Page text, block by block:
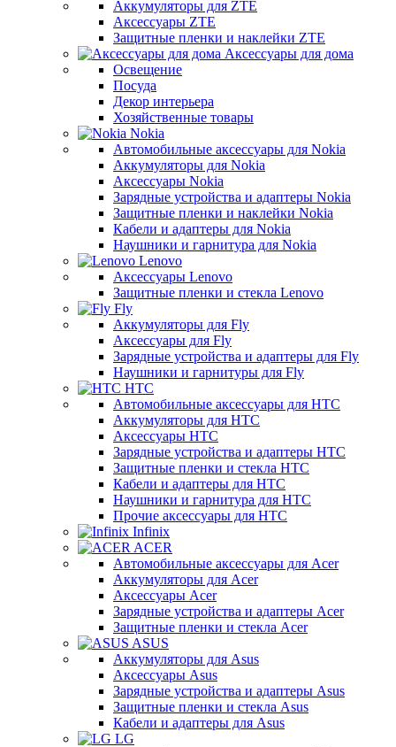
Аккумуляторы для ZTE
Аксессуары ZTE
Защитные пленки и наклейки ZTE
Аксессуары для дома
Освещение
Посуда
Декор интерьера
Хозяйственные товары
Nokia
Автомобильные аксессуары для Nokia
Аккумуляторы для Nokia
Аксессуары Nokia
Зарядные устройства и адаптеры Nokia
Защитные пленки и наклейки Nokia
Кабели и адаптеры для Nokia
Наушники и гарнитура для Nokia
Lenovo
Аксессуары Lenovo
Защитные пленки и стекла Lenovo
Fly
Аккумуляторы для Fly
Аксессуары для Fly
Зарядные устройства и адаптеры для Fly
Наушники и гарнитуры для Fly
HTC
Автомобильные аксессуары для HTC
Аккумуляторы для HTC
Аксессуары HTC
Зарядные устройства и адаптеры HTC
Защитные пленки и стекла HTC
Кабели и адаптеры для HTC
Наушники и гарнитура для HTC
Прочие аксессуары для HTC
Infinix
ACER
Автомобильные аксессуары для Acer
Аккумуляторы для Acer
Аксессуары Acer
Зарядные устройства и адаптеры Acer
Защитные пленки и стекла Acer
ASUS
Аккумуляторы для Asus
Аксессуары Asus
Зарядные устройства и адаптеры Asus
Защитные пленки и стекла Asus
Кабели и адаптеры для Asus
LG